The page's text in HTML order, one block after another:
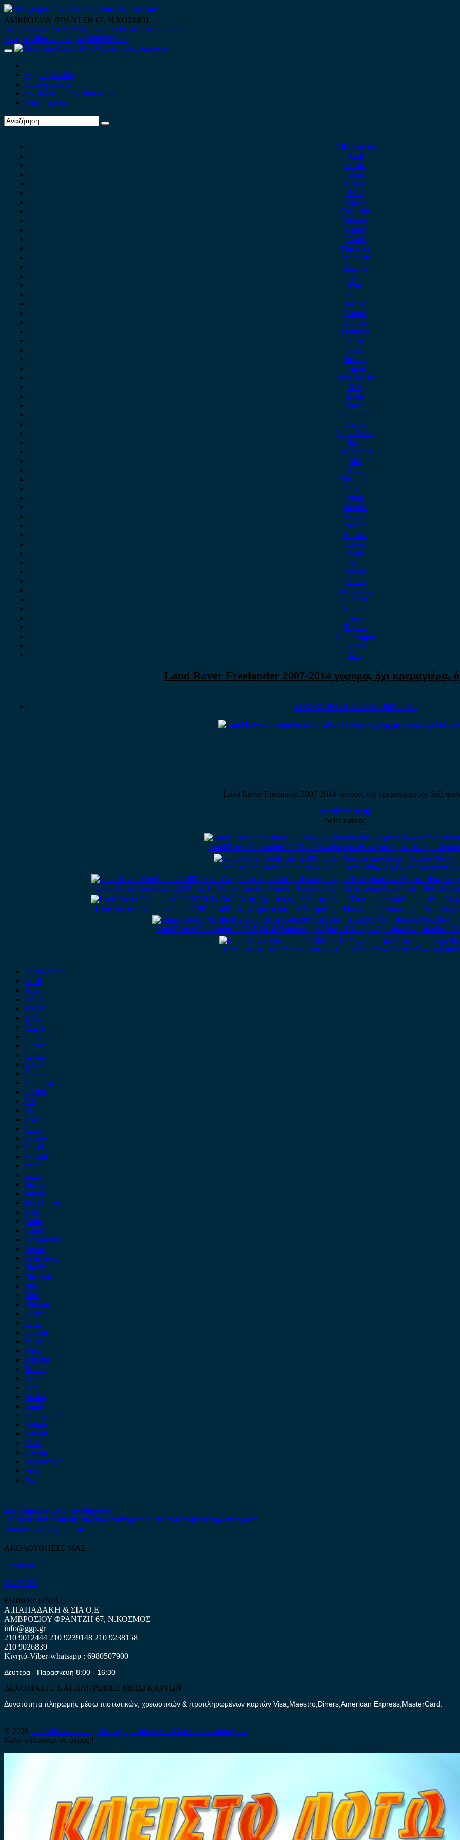
Skip
to
content
ΑΜΒΡΟΣΙΟΥ ΦΡΑΝΤΖΗ 67, Ν.ΚΟΣΜΟΣ
210 9012444 210 9239148 210 9238158 210 9026839
Κινητό-Viber-whatsapp : 6980507900
Primary
Αρχική Σελίδα
Ποιοί είμαστε
Ανταλλακτικά Αυτοκινήτων
Επικοινωνία
Alfa Romeo
Audi
Austin
Acura
BMW
BYD
Chery
Chevrolet
Citroen
Cupra
Dacia
Daewoo
Daihatsu
Dodge
DS
Fiat
Ford
Geely
Gonow
Honda
Hyundai
Isuzu
iveco
Jaecoo
Jaguar
Jeep Chrysler
KIA
Lada
Lancia
Leapmotor
Lexus
Lynk & co
Mazda
Mercedes
MG
Mini
Mitsubishi
Nissan
Opel
Omoda
Peugeot
Porsche
Renault
Rover
Saab
Seat
Skoda
Smart
ssangyong
Subaru
Suzuki
Tesla
Toyota
Volkswagen
Volvo
Xev
Land Rover Freelander 2007-2014 γέφυρα, όχι κρεμαγιέρα,
ROVER FREELANDER 2007-2014
Land Rover Freelander 2007-2014 γέφυρα, όχι κρεμαγιέρα όχι δεξί
Ρωτήστε τιμή
Δείτε επίσης
Land Rover Freelander 2 2011-2014 Φανάρι πίσω Αριστερό – Μαύρο
Land Rover Freelander 2 2007-2010 Φανάρι πίσω Δεξί – Μαύρο Φόντο
Land Rover Freelander 2 2007-2014 Καθρέπτης Αριστερός – Ηλεκτρικός – Ηλεκτρική Ανάκληση – Φως
Land Rover Freelander 2 2007-2014 Καθρέπτης Αριστερός – Ηλεκτρικός – Ηλεκτρική Ανάκληση – Φως
Land Rover Freelander 2 2007-2014 Καθρέπτης Δεξιός – Ηλεκτρικός – Φως Ασφαλείας –
Land Rover Freelander 2 2007-2010 Φανάρι πίσω Αριστερό – Γκρι
Alfa Romeo
Audi
Austin
Acura
BMW
BYD
Chery
Chevrolet
Citroen
Cupra
Dacia
Daewoo
Daihatsu
Dodge
DS
Fiat
Ford
Geely
Gonow
Honda
Hyundai
Isuzu
iveco
Jaecoo
Jaguar
Jeep Chrysler
KIA
Lada
Lancia
Leapmotor
Lexus
Lynk & co
Mazda
Mercedes
MG
Mini
Mitsubishi
Nissan
Opel
Omoda
Peugeot
Porsche
Renault
Rover
Saab
Seat
Skoda
Smart
ssangyong
Subaru
Suzuki
Tesla
Toyota
Volkswagen
Volvo
Xev
Δεν βρήκατε αυτό που ψάχνετε;
Είμαστε στη διάθεση σας να απαντήσουμε σε οποιαδήποτε ερώτηση σας.
Επικοινωνήστε μαζί μας
ΑΚΟΛΟΥΘΗΣΤΕ ΜΑΣ
Facebook
ΧΑΡΤΗΣ
ΕΠΙΚΟΙΝΩΝΙΑ
Α.ΠΑΠΑΔΑΚΗ & ΣΙΑ Ο.Ε
ΑΜΒΡΟΣΙΟΥ ΦΡΑΝΤΖΗ 67, Ν.ΚΟΣΜΟΣ
info@ggp.gr
210 9012444 210 9239148 210 9238158
210 9026839
Κινητό-Viber-whatsapp : 6980507900
Δευτέρα - Παρασκευή 8:00 - 16:30
ΔΕΧΟΜΑΣΤΕ ΚΑΙ ΠΛΗΡΩΜΕΣ ΜΕΣΩ ΚΑΡΤΩΝ
Δυνατότητα πληρωμής μέσω πιστωτικών, χρεωστικών & προπληρωμένων καρτών Visa,Maestro,Diners,American Express,MasterCard.
© 2026 antallaktika-online.grΜεταχειρισμένα Ανταλλακτικά Αυτοκινήτων
Καλό καλοκαίρι σε όλους!!